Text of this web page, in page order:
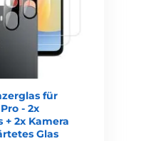
für
- 2x
2x Kamera
Glas